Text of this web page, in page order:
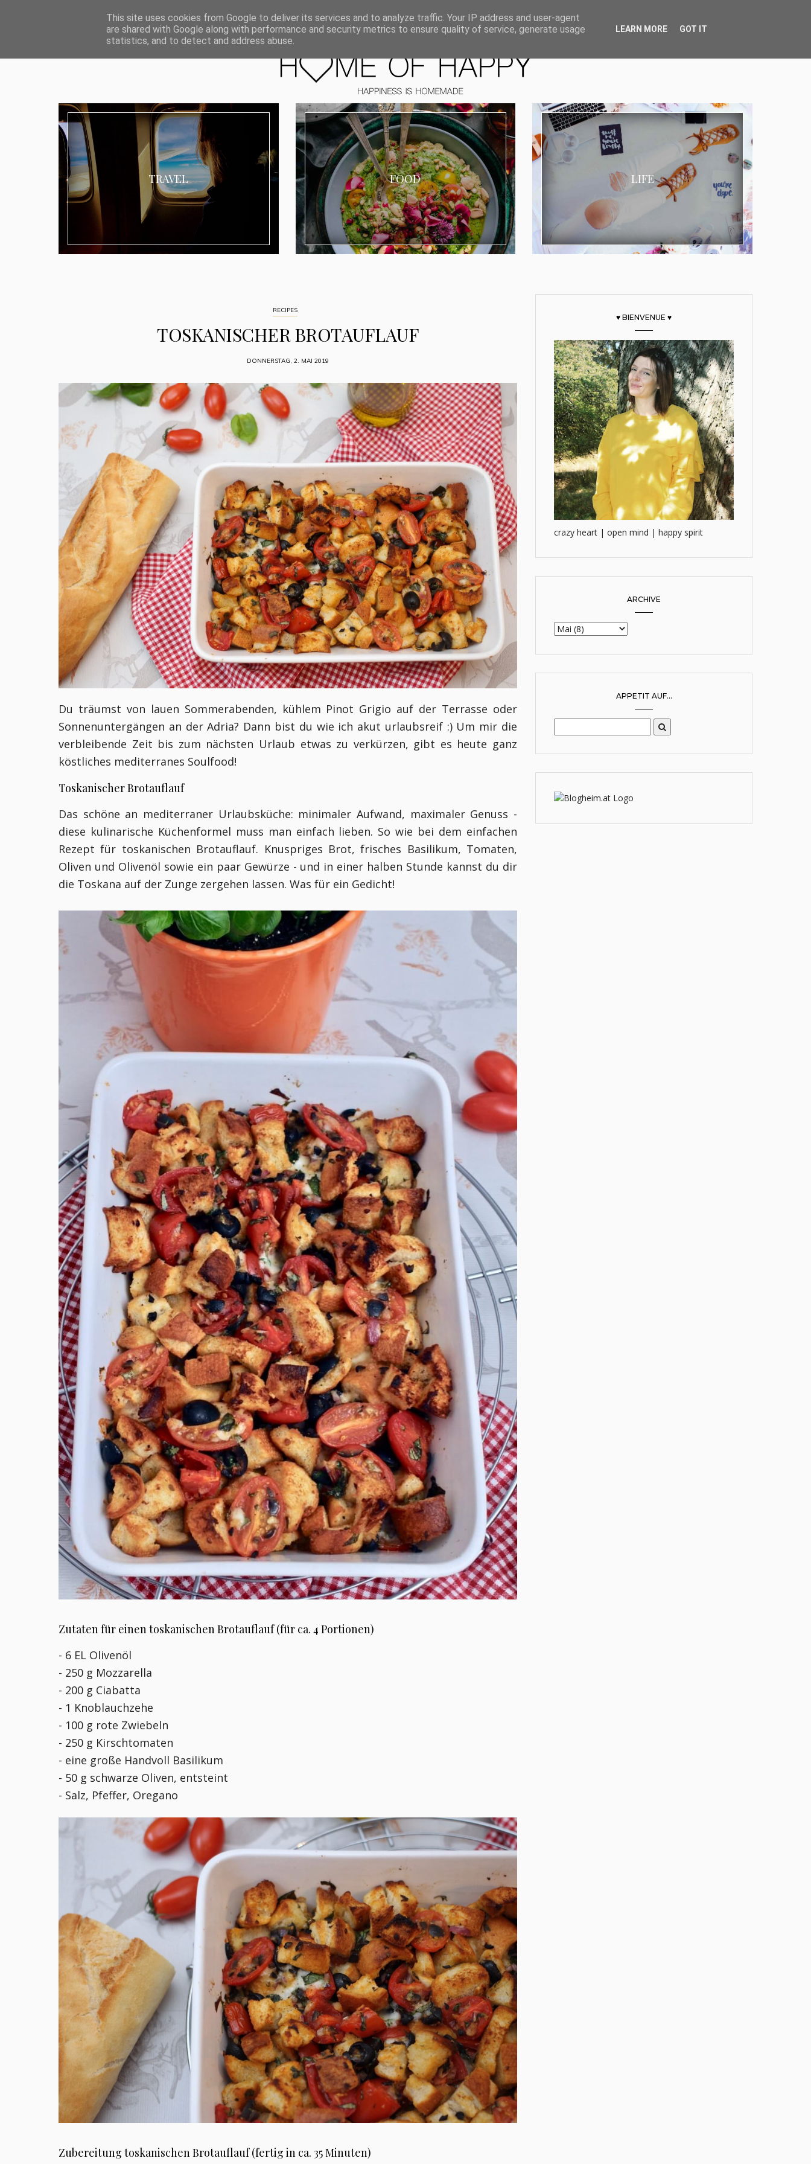
ABOUT I MEDIA & PR IMPRESSUM DATENSCHUTZ KATEGORIEN
TRAVEL FOOD LIFE
RECIPES
TOSKANISCHER BROTAUFLAUF
DONNERSTAG, 2. MAI 2019
Du träumst von lauen Sommerabenden, kühlem Pinot Grigio auf der Terrasse oder
Sonnenuntergängen an der Adria? Dann bist du wie ich akut urlaubsreif :) Um mir die
verbleibende Zeit bis zum nächsten Urlaub etwas zu verkürzen, gibt es heute ganz
köstliches mediterranes Soulfood!
Toskanischer Brotauflauf
Das schöne an mediterraner Urlaubsküche: minimaler Aufwand, maximaler Genuss -
diese kulinarische Küchenformel muss man einfach lieben. So wie bei dem einfachen
Rezept für toskanischen Brotauflauf. Knuspriges Brot, frisches Basilikum, Tomaten,
Oliven und Olivenöl sowie ein paar Gewürze - und in einer halben Stunde kannst du dir
die Toskana auf der Zunge zergehen lassen. Was für ein Gedicht!
Zutaten für einen toskanischen Brotauflauf (für ca. 4 Portionen)
- 6 EL Olivenöl
- 250 g Mozzarella
- 200 g Ciabatta
- 1 Knoblauchzehe
- 100 g rote Zwiebeln
- 250 g Kirschtomaten
- eine große Handvoll Basilikum
- 50 g schwarze Oliven, entsteint
- Salz, Pfeffer, Oregano
Zubereitung toskanischen Brotauflauf (fertig in ca. 35 Minuten)
♥ BIENVENUE ♥
crazy heart | open mind | happy spirit
ARCHIVE
APPETIT AUF...
This site uses cookies from Google to deliver its services and to analyze traffic. Your IP address and user-agent
are shared with Google along with performance and security metrics to ensure quality of service, generate usage
statistics, and to detect and address abuse.
LEARN MORE GOT IT